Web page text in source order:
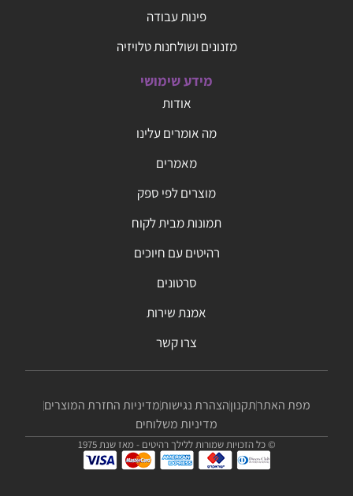
פינות עבודה
מזנונים ושולחנות טלויזיה
מידע שימושי
אודות
מה אומרים עלינו
מאמרים
מוצרים לפי ספק
תמונות מבית לקוח
רהיטים עם חיוכים
סרטונים
אמנת שירות
צרו קשר
מפת האתרתקנוןהצהרת נגישותמדיניות החזרת המוצרים
מדיניות משלוחים
© כל הזכויות שמורות ללילך רהיטים - מאז שנת 1975